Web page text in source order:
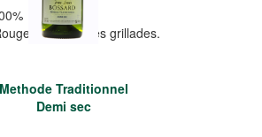
lègé pour les grillades.
Methode Traditionnel
Demi sec